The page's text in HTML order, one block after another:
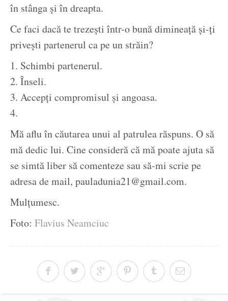
în stânga și în dreapta.
Ce faci dacă te trezești într-o bună dimineață și-ți
privești partenerul ca pe un străin?
1. Schimbi partenerul.
2. Înseli.
3. Accepți compromisul și angoasa.
4.
Mă aflu în căutarea unui al patrulea răspuns. O să
mă dedic lui. Cine consideră că mă poate ajuta să
se simtă liber să comenteze sau să-mi scrie pe
adresa de mail, pauladunia21@gmail.com.
Mulțumesc.
Foto: Flavius Neamciuc